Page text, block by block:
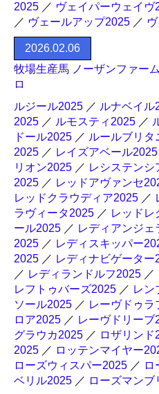
2025 ／ ヴェイパーウェイヴ
／ ヴェールアップ2025 ／
2026.02.06
牧場生産馬 ノーザンファー
ロ
ルジール2025 ／ ルナベイル
2025 ／ ルモスティ2025 ／
ドール2025 ／ ルールブリタ
2025 ／ レイズアベール2025
リオン2025 ／ レシステンシ
2025 ／ レッドアヴァンセ
レッドクラウディア2025 ／
ラヴィータ2025 ／ レッドレ
ール2025 ／ レディアンジェ
2025 ／ レディスキッパー
2025 ／ レディナビゲーター
／ レディランドルフ2025 ／
レフトゥバーズ2025 ／ レン
ソール2025 ／ レーヴドゥラ
ロア2025 ／ レーヴドリーブ
グラウカ2025 ／ ロザリンド
2025 ／ ロッテンマイヤー
ローズウィスパー2025 ／ ロ
ベリル2025 ／ ローズマン